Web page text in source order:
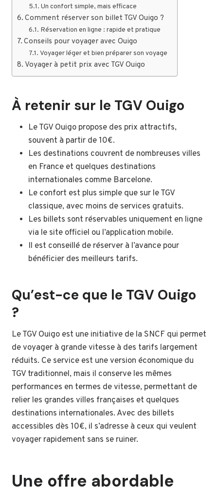
Un confort simple, mais efficace
Comment réserver son billet TGV Ouigo ?
Réservation en ligne : rapide et pratique
Conseils pour voyager avec Ouigo
Voyager léger et bien préparer son voyage
Voyager à petit prix avec TGV Ouigo
À retenir sur le TGV Ouigo
Le TGV Ouigo propose des prix attractifs,
souvent à partir de 10€.
Les destinations couvrent de nombreuses villes
en France et quelques destinations
internationales comme Barcelone.
Le confort est plus simple que sur le TGV
classique, avec moins de services gratuits.
Les billets sont réservables uniquement en ligne
via le site officiel ou l’application mobile.
Il est conseillé de réserver à l’avance pour
bénéficier des meilleurs tarifs.
Qu’est-ce que le TGV Ouigo
?
Le TGV Ouigo est une initiative de la SNCF qui permet
de voyager à grande vitesse à des tarifs largement
réduits. Ce service est une version économique du
TGV traditionnel, mais il conserve les mêmes
performances en termes de vitesse, permettant de
relier les grandes villes françaises et quelques
destinations internationales. Avec des billets
accessibles dès 10€, il s’adresse à ceux qui veulent
voyager rapidement sans se ruiner.
Une offre abordable